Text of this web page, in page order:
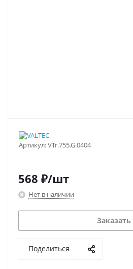
Артикул:VTr.755.G.0404
568 ₽/шт
Нет в наличии
Заказать
Поделиться